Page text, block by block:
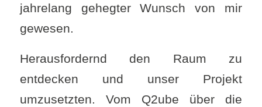
jahrelang gehegter Wunsch von mir
gewesen.
Herausfordernd den Raum zu
entdecken und unser Projekt
umzusetzten. Vom Q2ube über die